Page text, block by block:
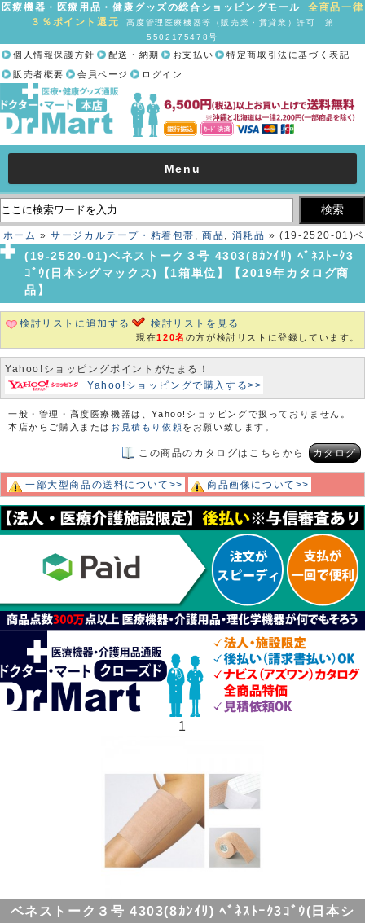
医療機器・医療用品・健康グッズの総合ショッピングモール全商品一律
３％ポイント還元
高度管理医療機器等（販売業・賃貸業）許可 第
5502175478号
個人情報保護方針 配送・納期 お支払い
特定商取引法に基づく表記
販売者概要
会員ページ ログイン
Menu
ホーム »サージカルテープ・粘着包帯 ,商品, 消耗品 » (19-2520-01)ベ
ネストーク３号 4303(8ｶﾝｲﾘ) ﾍﾞﾈｽﾄｰｸ3ｺﾞｳ(日本シグマックス)【1箱単
位】【2019年カタログ商品】
(19-2520-01)ベネストーク３号 4303(8ｶﾝｲﾘ) ﾍﾞﾈｽﾄｰｸ3
ｺﾞｳ(日本シグマックス)【1箱単位】【2019年カタログ商
品】
検討リストに追加する 検討リストを見る
現在120名 の方が検討リストに登録しています。
Yahoo!ショッピングポイントがたまる！
Yahoo!ショッピングで購入する>>
一般・管理・高度医療機器は、Yahoo!ショッピングで扱っておりません。
本店からご購入または お見積もり依頼をお願い致します。
この商品のカタログはこちらから カタログ
一部大型商品の送料について>> 商品画像について>>
1
ベネストーク３号 4303(8ｶﾝｲﾘ) ﾍﾞﾈｽﾄｰｸ3ｺﾞｳ(日本シ